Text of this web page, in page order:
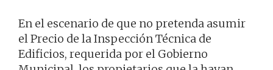
En el escenario de que no pretenda asumir
el Precio de la Inspección Técnica de
Edificios, requerida por el Gobierno